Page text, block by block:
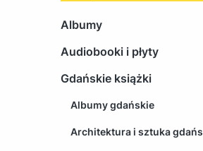
Albumy
Audiobooki i płyty
Gdańskie książki
Albumy gdańskie
Architektura i sztuka